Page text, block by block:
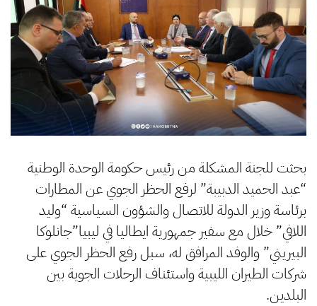
بحثت للجنة المشكلة من رئيس حكومة الوحدة الوطنية
“عبد الحميد الدبيبة” لرفع الحظر الجوي عن المطارات
برئاسة وزير الدولة للاتصال والشؤون السياسية “وليد
اللافي” خلال مع سفير جمهورية ايطاليا في ليبيا”جانلوكا
البيريني” والوفد المرافق له، سبل رفع الحظر الجوي على
شركات الطيران الليبية واستئناف الرحلات الجوية بين
البلدين.